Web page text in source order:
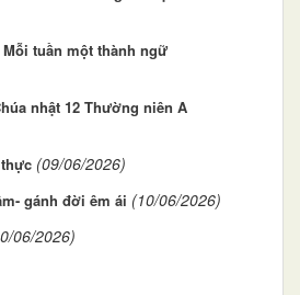
tuần một thành ngữ
nhật 12 Thường niên A
(09/06/2026)
gánh đời êm ái (10/06/2026)
06/2026)